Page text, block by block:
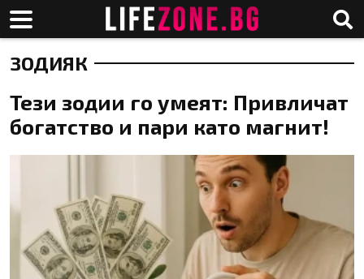
ЗОДИЯК
Тези зодии го умеят: Привличат
богатство и пари като магнит!